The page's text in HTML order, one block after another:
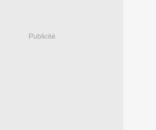
Publicité